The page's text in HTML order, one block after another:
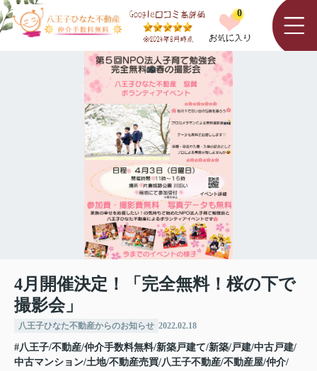
0
4月開催決定！「完全無料！桜の下で
撮影会」
八王子ひなた不動産からのお知らせ 2022.02.18
#八王子/不動産/仲介手数料無料/新築戸建て/新築/戸建/中古戸建/
中古マンション/土地/不動産売買/八王子不動産/不動産屋/仲介/